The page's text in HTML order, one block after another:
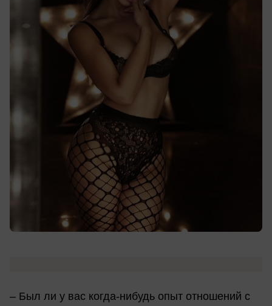
– Был ли у вас когда-нибудь опыт отношений с